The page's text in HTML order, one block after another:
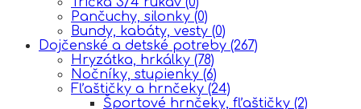
Pančuchy, silonky (0)
Bundy, kabáty, vesty (0)
Dojčenské a detské potreby (267)
Hryzátka, hrkálky (78)
Nočníky, stupienky (6)
Fľaštičky a hrnčeky (24)
Športové hrnčeky, fľaštičky (2)